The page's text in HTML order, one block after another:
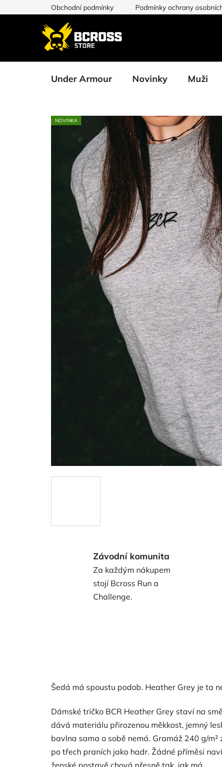
na
Obchodní podmínky Podmínky ochrany
Under Armour Novinky Muži
NOVINKA
Závodní komunita
Za každým nákupem
stojí Bcross Run a
Challenge.
Šedá má spoustu podob. Heather Grey je ta
Dámské tričko BCR Heather Grey staví na
dává materiálu přirozenou měkkost, jemný
bavlna sama o sobě nemá. Gramáž 240 g/
po třech praních jako hadr. Žádné příměsi